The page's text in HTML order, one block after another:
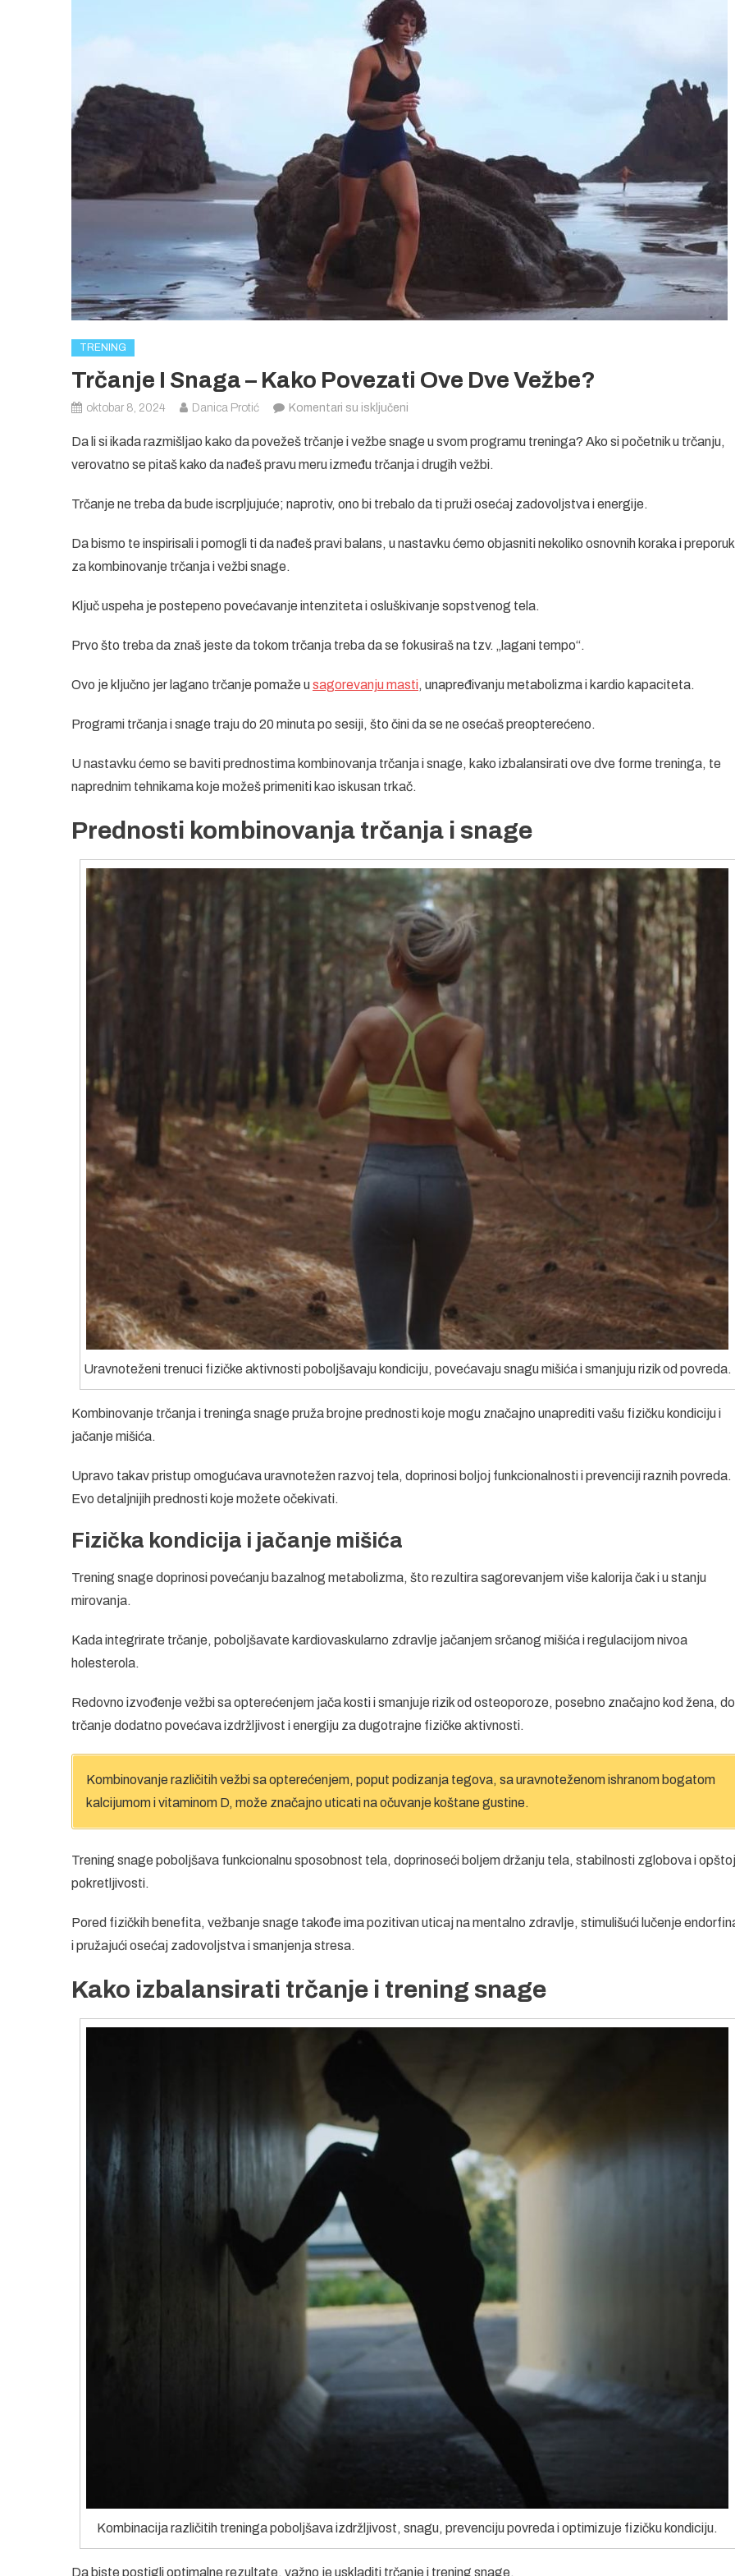
TRENING
Trčanje I Snaga – Kako Povezati Ove Dve Vežbe?
oktobar 8, 2024 Danica Protić Komentari su isključeni
i
snaga
Kako
ove
Da li si ikada razmišljao kako da povežeš trčanje i vežbe snage u svom programu treninga? Ako si početnik u trčanju,
verovatno se pitaš kako da nađeš pravu meru između trčanja i drugih vežbi.
Trčanje ne treba da bude iscrpljujuće; naprotiv, ono bi trebalo da ti pruži osećaj zadovoljstva i energije.
Da bismo te inspirisali i pomogli ti da nađeš pravi balans, u nastavku ćemo objasniti nekoliko osnovnih koraka i
za kombinovanje trčanja i vežbi snage.
Ključ uspeha je postepeno povećavanje intenziteta i osluškivanje sopstvenog tela.
Prvo što treba da znaš jeste da tokom trčanja treba da se fokusiraš na tzv. „lagani tempo“.
Ovo je ključno jer lagano trčanje pomaže usagorevanju masti, unapređivanju metabolizma i kardio kapaciteta.
Programi trčanja i snage traju do 20 minuta po sesiji, što čini da se ne osećaš preopterećeno.
U nastavku ćemo se baviti prednostima kombinovanja trčanja i snage, kako izbalansirati ove dve forme treninga, te
naprednim tehnikama koje možeš primeniti kao iskusan trkač.
Prednosti kombinovanja trčanja i snage
Uravnoteženi trenuci fizičke aktivnosti poboljšavaju kondiciju, povećavaju snagu mišića i smanjuju rizik od povreda.
Kombinovanje trčanja i treninga snage pruža brojne prednosti koje mogu značajno unaprediti vašu fizičku kondiciju i
jačanje mišića.
Upravo takav pristup omogućava uravnotežen razvoj tela, doprinosi boljoj funkcionalnosti i prevenciji raznih povreda.
Evo detaljnijih prednosti koje možete očekivati.
Fizička kondicija i jačanje mišića
Trening snage doprinosi povećanju bazalnog metabolizma, što rezultira sagorevanjem više kalorija čak i u stanju
mirovanja.
Kada integrirate trčanje, poboljšavate kardiovaskularno zdravlje jačanjem srčanog mišića i regulacijom nivoa
holesterola.
Redovno izvođenje vežbi sa opterećenjem jača kosti i smanjuje rizik od osteoporoze, posebno značajno kod žena,
trčanje dodatno povećava izdržljivost i energiju za dugotrajne fizičke aktivnosti.
Kombinovanje različitih vežbi sa opterećenjem, poput podizanja tegova, sa uravnoteženom ishranom bogatom
kalcijumom i vitaminom D, može značajno uticati na očuvanje koštane gustine.
Trening snage poboljšava funkcionalnu sposobnost tela, doprinoseći boljem držanju tela, stabilnosti zglobova i opštoj
pokretljivosti.
Pored fizičkih benefita, vežbanje snage takođe ima pozitivan uticaj na mentalno zdravlje, stimulišući lučenje
i pružajući osećaj zadovoljstva i smanjenja stresa.
Kako izbalansirati trčanje i trening snage
Kombinacija različitih treninga poboljšava izdržljivost, snagu, prevenciju povreda i optimizuje fizičku kondiciju.
Da biste postigli optimalne rezultate, važno je uskladiti trčanje i trening snage.